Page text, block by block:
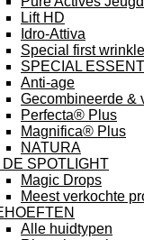
Lift HD
Idro-Attiva
Special first
SPECIAL
Anti-age
Gecombineerde &
Perfecta® Plus
Magnifica® Plus
NATURA
DE SPOTLIGHT
Magic Drops
Meest verkochte
Alle huidtypen